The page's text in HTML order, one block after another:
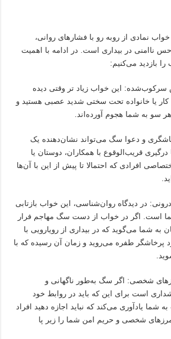
نمادی از روبه رو با فشارهای روانی،
ناامنی در بیداری است. در ادامه با اهمیت
بازدید می‌کنیم:
این خواب زیاد تر وقتی دیده
یا خانواده تحت سختی شدید عصبی هستید و
سو به شما هجوم آورده‌اند.
و دعوا سگ می‌تواند نشان‌دهنده یک
قریب‌الوقوع با همکاران، دوستان یا
افرادی که احتمالا تا پیش از این با آن‌ها
در دیدگاه روان‌شناسی، این خواب بازتابی
است. اگر در خواب از دست سگ مهاجم فرار
به شما می‌گوید که در بیداری از رویارویی با
طفره می‌روید و زمان آن رسیده که با
شخصی: اگر سگ به‌طور ناگهانی و
است برای این که باید در روابط خود
شما یادآوری می‌کند که نباید اجازه دهید افراد
شخصی و حریم امن شما را زیر پا